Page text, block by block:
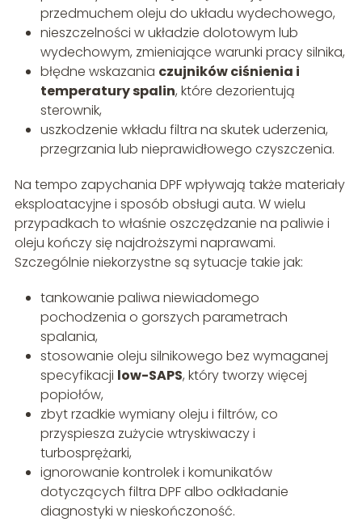
przedmuchem oleju do układu wydechowego,
nieszczelności w układzie dolotowym lub
wydechowym, zmieniające warunki pracy silnika,
błędne wskazania czujników ciśnienia i
temperatury spalin, które dezorientują
sterownik,
uszkodzenie wkładu filtra na skutek uderzenia,
przegrzania lub nieprawidłowego czyszczenia.
Na tempo zapychania DPF wpływają także materiały
eksploatacyjne i sposób obsługi auta. W wielu
przypadkach to właśnie oszczędzanie na paliwie i
oleju kończy się najdroższymi naprawami.
Szczególnie niekorzystne są sytuacje takie jak:
tankowanie paliwa niewiadomego
pochodzenia o gorszych parametrach
spalania,
stosowanie oleju silnikowego bez wymaganej
specyfikacji low-SAPS, który tworzy więcej
popiołów,
zbyt rzadkie wymiany oleju i filtrów, co
przyspiesza zużycie wtryskiwaczy i
turbosprężarki,
ignorowanie kontrolek i komunikatów
dotyczących filtra DPF albo odkładanie
diagnostyki w nieskończoność.